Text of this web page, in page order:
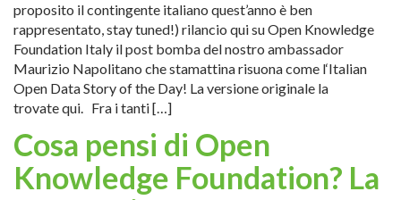
proposito il contingente italiano quest’anno è ben
rappresentato, stay tuned!) rilancio qui su Open Knowledge
Foundation Italy il post bomba del nostro ambassador
Maurizio Napolitano che stamattina risuona come l‘Italian
Open Data Story of the Day! La versione originale la
trovate qui. Fra i tanti […]
Cosa pensi di Open
Knowledge Foundation? La